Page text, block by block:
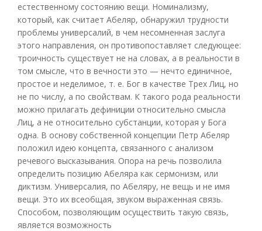
естественному состоянию вещи. Номинализму,
который, как считает Абеляр, обнаружил трудности
проблемы универсалий, в чем несомненная заслуга
этого направления, он противопоставляет следующее:
троичность существует не на словах, а в реальности в
том смысле, что в вечности это — нечто единичное,
простое и неделимое, т. е. Бог в качестве Трех Лиц, но
не по числу, а по свойствам. К такого рода реальности
можно прилагать дефиниции относительно смысла
Лиц, а не относительно субстанции, которая у Бога
одна. В основу собственной концепции Петр Абеляр
положил идею концепта, связанного с анализом
речевого высказывания. Опора на речь позволила
определить позицию Абеляра как сермонизм, или
диктизм. Универсалия, по Абеляру, не вещь и не имя
вещи. Это их всеобщая, звуком выраженная связь.
Способом, позволяющим осуществить такую связь,
является возможность